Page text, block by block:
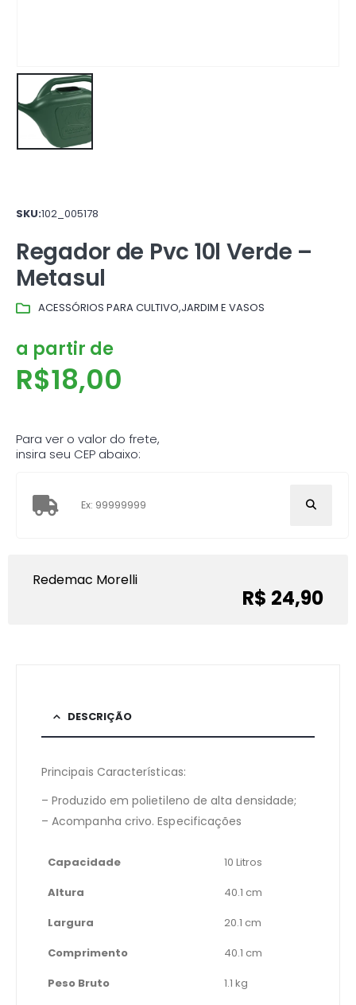
SKU:102_005178
Regador de Pvc 10l Verde –
Metasul
ACESSÓRIOS PARA CULTIVO,JARDIM E VASOS
a partir de
R$18,00
Para ver o valor do frete,
insira seu CEP abaixo:
Redemac Morelli
R$ 24,90
DESCRIÇÃO
Principais Características:
– Produzido em polietileno de alta densidade;
– Acompanha crivo. Especificações
Capacidade
10 Litros
Altura
40.1 cm
Largura
20.1 cm
Comprimento
40.1 cm
Peso Bruto
1.1 kg